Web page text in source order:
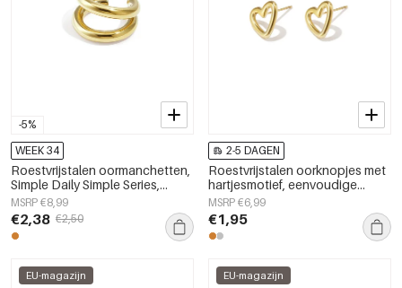
-5%
WEEK 34
Roestvrijstalen oormanchetten,
Simple Daily Simple Series,
damessieraden
MSRP €8,99
€2,38 €2,50
2-5 DAGEN
Roestvrijstalen oorknopjes met
hartjesmotief, eenvoudige
dagelijkse sieraden uit de
Simple Series voor dames.
MSRP €6,99
€1,95
EU-magazijn EU-magazijn